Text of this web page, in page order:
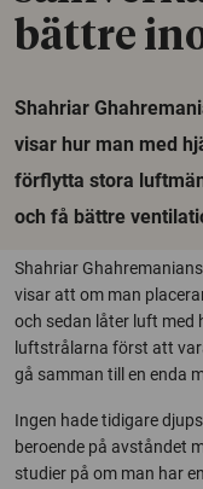
bättre
Shahriar
visar hur man med
förflytta stora
och få bättre
Shahriar
visar att om man
och sedan låter luft
luftstrålarna först att
gå samman till en enda
Ingen hade tidigare
beroende på avståndet
studier på om man har